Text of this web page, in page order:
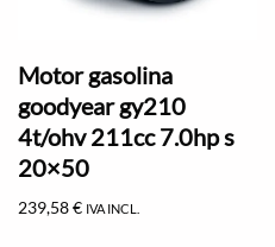
Motor gasolina
goodyear gy210
4t/ohv 211cc 7.0hp s
20×50
239,58€ IVA INCL.